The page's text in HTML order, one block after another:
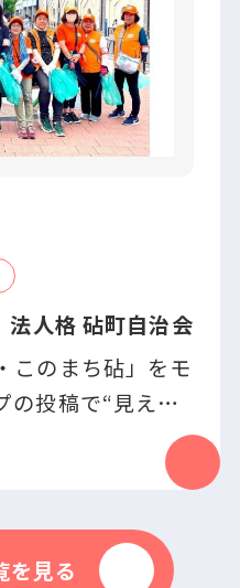
人格 砧町自治会
このまち砧」をモ
の投稿で“見える
を見る